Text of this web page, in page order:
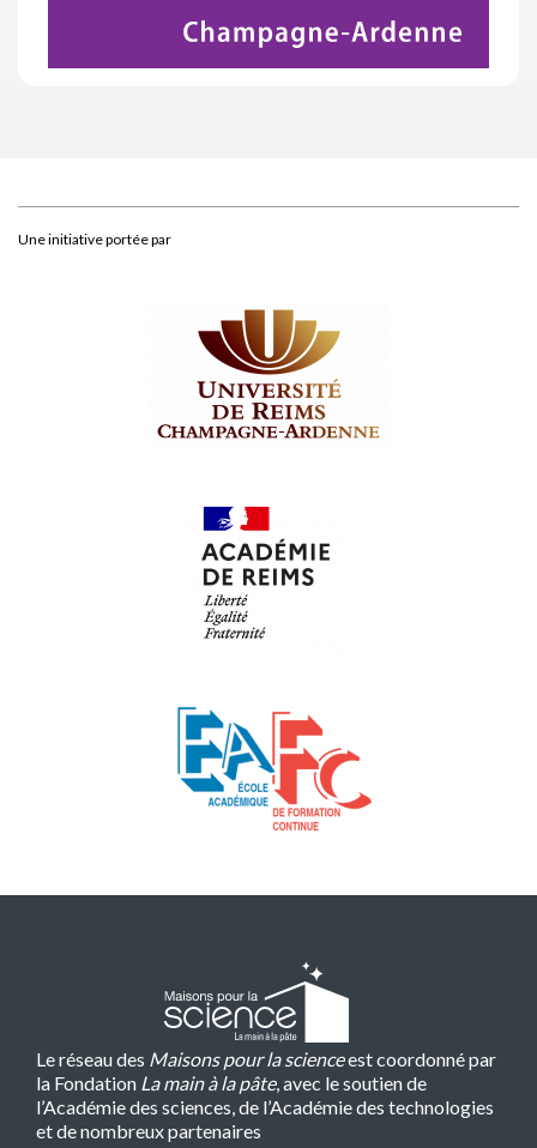
Une initiative portée par
Le réseau des Maisons pour la scienceest coordonné par
la Fondation La main à la pâte, avec le soutien de
l’Académie des sciences, de l’Académie des technologies
et de nombreux partenaires